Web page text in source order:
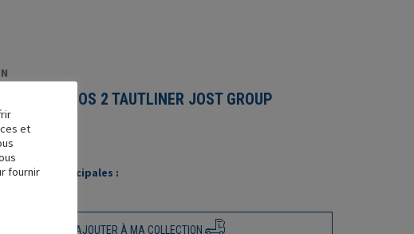
ACTROS 2 TAUTLINER JOST GROUP
de stock
principales :
AJOUTER À MA COLLECTION
et
fournir